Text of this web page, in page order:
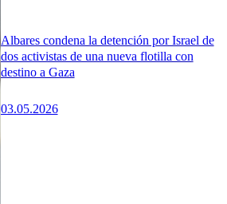
Albares condena la detención por Israel de
dos activistas de una nueva flotilla con
destino a Gaza
03.05.2026